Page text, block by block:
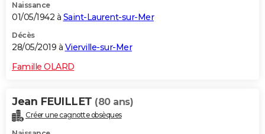
Naissance
01/05/1942 à Saint-Laurent-sur-Mer
Décès
28/05/2019 à Vierville-sur-Mer
Famille OLARD
Jean FEUILLET (80 ans)
Créer une cagnotte obsèques